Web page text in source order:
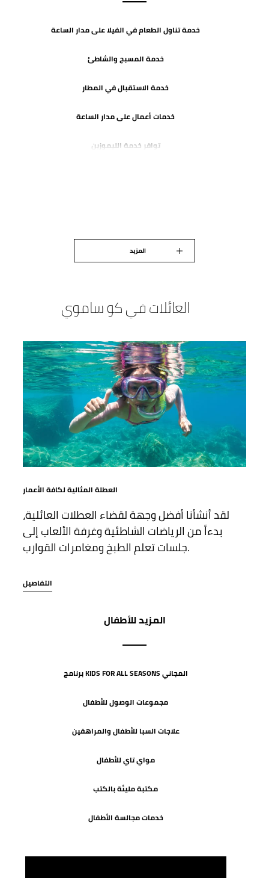
خدمة تناول الطعام في الفيلا على مدار الساعة
خدمة المسبح والشاطئ
خدمة الاستقبال في المطار
خدمات أعمال على مدار الساعة
توافر خدمة الليموزين
المزيد
العائلات في كو ساموي
العطلة المثالية لكافة الأعمار
لقد أنشأنا أفضل وجهة لقضاء العطلات العائلية،
بدءاً من الرياضات الشاطئية وغرفة الألعاب إلى
جلسات تعلم الطبخ ومغامرات القوارب.
التفاصيل
المزيد للأطفال
برنامج KIDS FOR ALL SEASONS المجاني
مجموعات الوصول للأطفال
علاجات السبا للأطفال والمراهقين
مواي تاي للأطفال
مكتبة مليئة بالكتب
خدمات مجالسة الأطفال